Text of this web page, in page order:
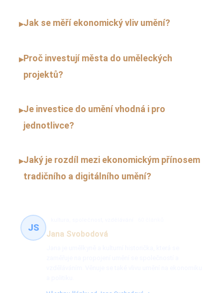
▸Jak se měří ekonomický vliv umění?
▸Proč investují města do uměleckých
projektů?
▸Je investice do umění vhodná i pro
jednotlivce?
▸Jaký je rozdíl mezi ekonomickým přínosem
tradičního a digitálního umění?
JS
Jana Svobodová